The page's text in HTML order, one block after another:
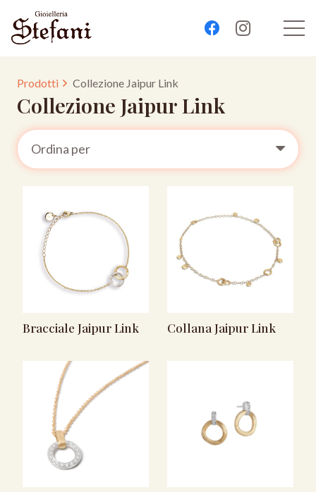
Prodotti Collezione Jaipur Link
Collezione Jaipur Link
Bracciale Jaipur Link Collana Jaipur Link